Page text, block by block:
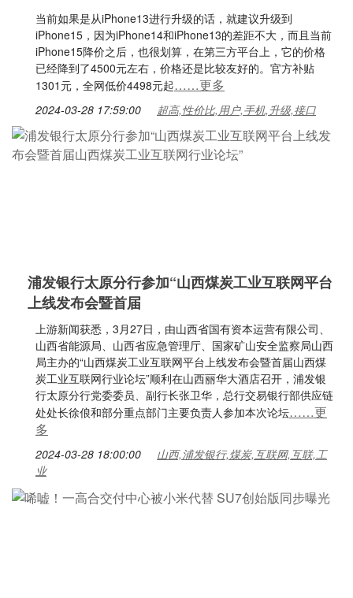
当前如果是从iPhone13进行升级的话，就建议升级到
iPhone15，因为iPhone14和iPhone13的差距不大，而且当前
iPhone15降价之后，也很划算，在第三方平台上，它的价格
已经降到了4500元左右，价格还是比较友好的。官方补贴
1301元，全网低价4498元起……更多
2024-03-28 17:59:00 超高,性价比,用户,手机,升级,接口
浦发银行太原分行参加“山西煤炭工业互联网平台
上线发布会暨首届
上游新闻获悉，3月27日，由山西省国有资本运营有限公司、
山西省能源局、山西省应急管理厅、国家矿山安全监察局山西
局主办的“山西煤炭工业互联网平台上线发布会暨首届山西煤
炭工业互联网行业论坛”顺利在山西丽华大酒店召开，浦发银
行太原分行党委委员、副行长张卫华，总行交易银行部供应链
处处长徐俍和部分重点部门主要负责人参加本次论坛……更
多
2024-03-28 18:00:00
山西,浦发银行,煤炭,互联网,互联,工
业